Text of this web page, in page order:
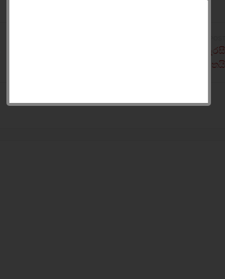
ශ්‍රී ලංකා ඇමෙරිකානු තානාපති සිංහල ක්‍රමයට සැරසී
නිදහස් දිනයට සුබ පතයි